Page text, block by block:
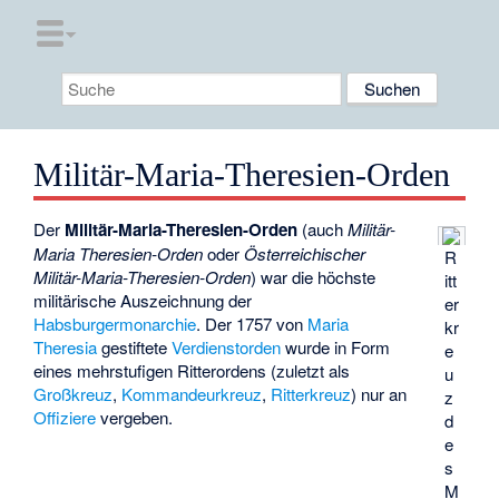
Militär-Maria-Theresien-Orden
R
itt
er
kr
e
u
z
d
e
s
M
Der Militär-Maria-Theresien-Orden (auchMilitär-
Maria Theresien-OrdenoderÖsterreichischer
Militär-Maria-Theresien-Orden) war die höchste
militärische Auszeichnung der
Habsburgermonarchie. Der 1757 von Maria
TheresiagestifteteVerdienstordenwurde in Form
eines mehrstufigen Ritterordens (zuletzt als
Großkreuz, Kommandeurkreuz, Ritterkreuz) nur an
Offizierevergeben.